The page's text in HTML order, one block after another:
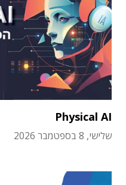
Physical AI
שלישי, 8 בספטמבר 2026